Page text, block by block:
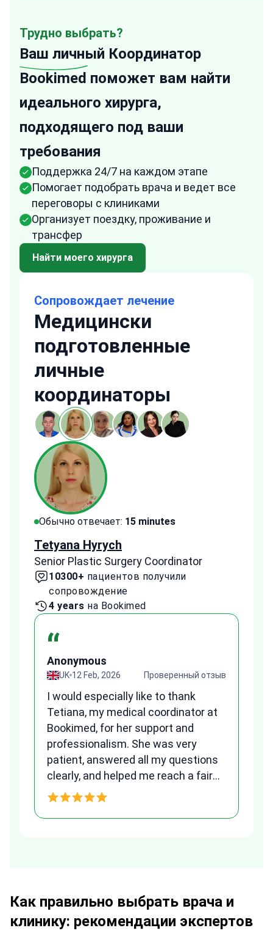
Трудно выбрать?
Ваш личный Координатор
Bookimed поможет вам найти
идеального хирурга,
подходящего под ваши
требования
Поддержка 24/7 на каждом этапе
Помогает подобрать врача и ведет все
переговоры с клиниками
Организует поездку, проживание и
трансфер
Найти моего хирурга
Сопровождает лечение
Медицински
подготовленные
личные
координаторы
Обычно отвечает: 15 minutes
Tetyana Hyrych
Senior Plastic Surgery Coordinator
10300+ пациентов получили
сопровождение
4 years на Bookimed
“
Anonymous
UK 12 Feb, 2026 Проверенный отзыв
I would especially like to thank
Tetiana, my medical coordinator at
Bookimed, for her support and
professionalism. She was very
patient, answered all my questions
clearly, and helped me reach a fair
and transparent agreement. Her
Как правильно выбрать врача и
клинику: рекомендации экспертов